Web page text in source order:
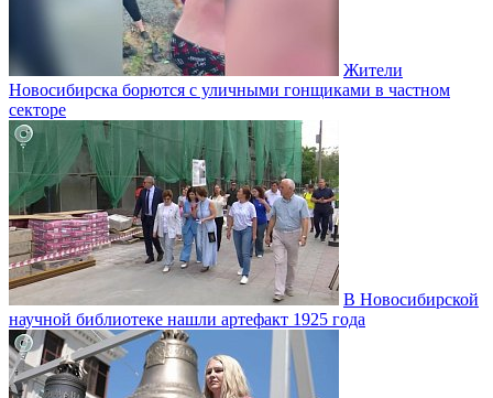
Жители
Новосибирска борются с уличными гонщиками в частном
секторе
В Новосибирской
научной библиотеке нашли артефакт 1925 года